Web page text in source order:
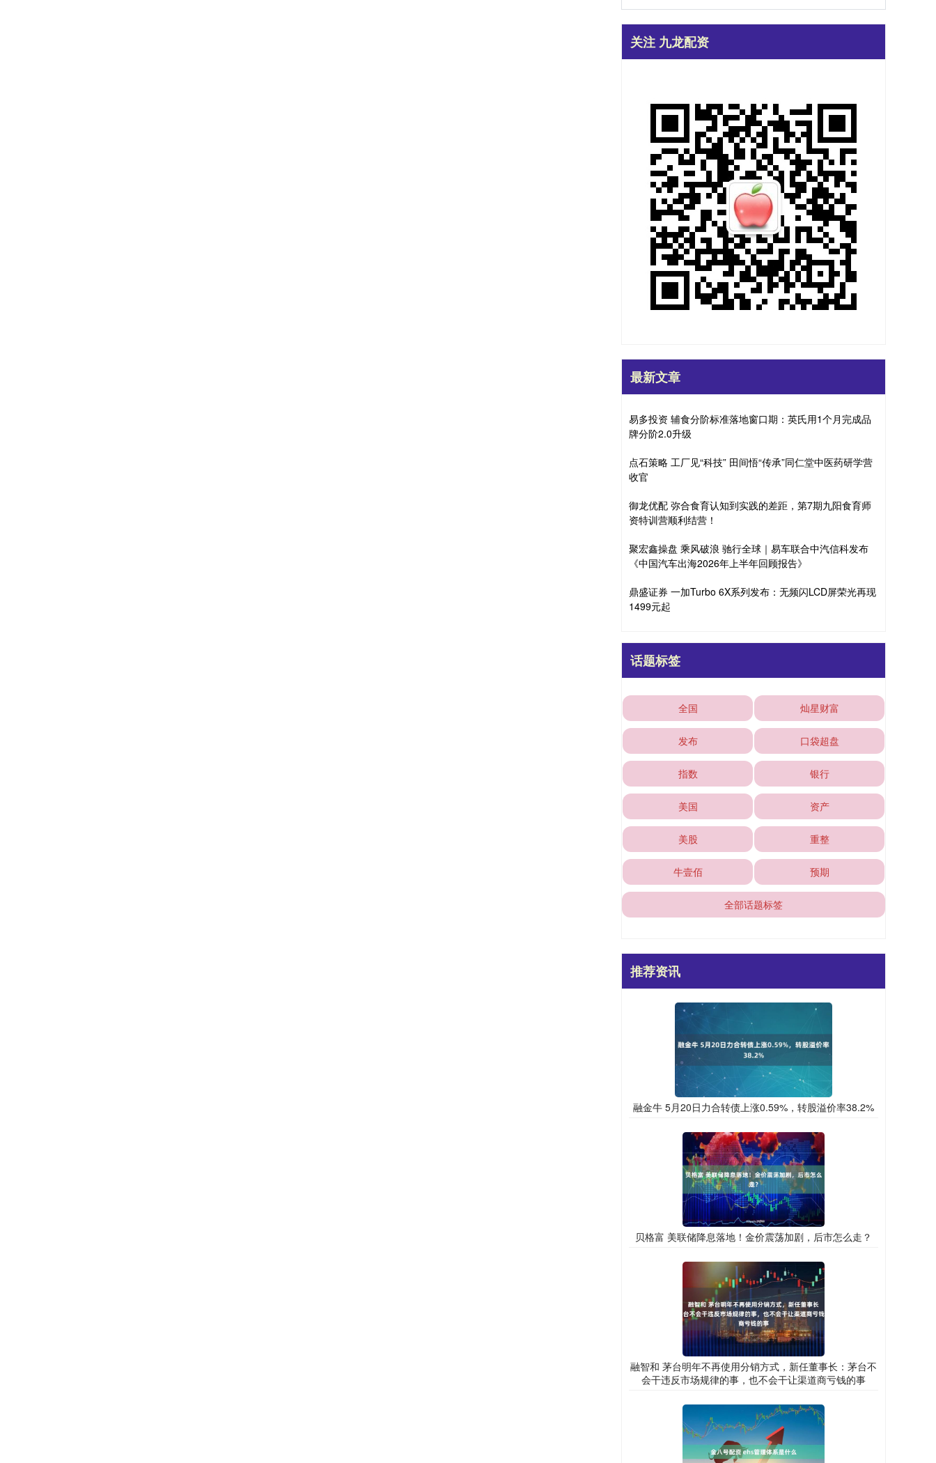
关注 九龙配资
最新文章
易多投资 辅食分阶标准落地窗口期：英氏用1个月完成品
牌分阶2.0升级
点石策略 工厂见“科技” 田间悟“传承”同仁堂中医药研学营
收官
御龙优配 弥合食育认知到实践的差距，第7期九阳食育师
资特训营顺利结营！
聚宏鑫操盘 乘风破浪 驰行全球｜易车联合中汽信科发布
《中国汽车出海2026年上半年回顾报告》
鼎盛证券 一加Turbo 6X系列发布：无频闪LCD屏荣光再现
1499元起
话题标签
全国 灿星财富
发布 口袋超盘
指数 银行
美国 资产
美股 重整
牛壹佰 预期
全部话题标签
推荐资讯
融金牛 5月20日力合转债上涨0.59%，转股溢价率38.2%
贝格富 美联储降息落地！金价震荡加剧，后市怎么走？
融智和 茅台明年不再使用分销方式，新任董事长：茅台不
会干违反市场规律的事，也不会干让渠道商亏钱的事